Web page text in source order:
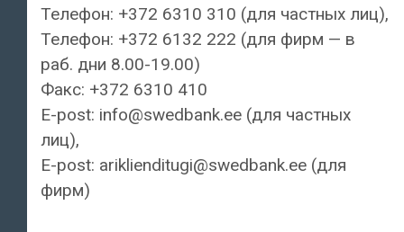
Телефон: +372 6310 310 (для частных лиц),
Телефон: +372 6132 222 (для фирм — в
раб. дни 8.00-19.00)
Факс: +372 6310 410
E-post: info@swedbank.ee (для частных
лиц),
E-post: ariklienditugi@swedbank.ee (для
фирм)